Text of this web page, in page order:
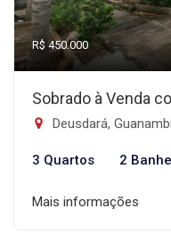
R$ 450.000
Sobrado à Venda
Deusdará,
3 Quartos 2
Mais informações